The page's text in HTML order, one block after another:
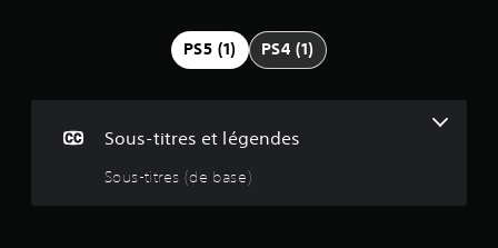
2
a
PS5 (1) PS4 (1)
Sous-titres et légendes
Sous-titres (de base)